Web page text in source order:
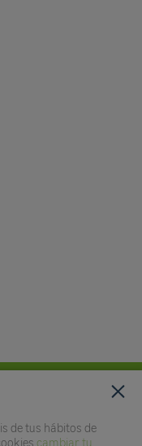
de tus hábitos de
cambiar tu